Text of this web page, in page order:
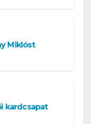
Miklóst
kardcsapat